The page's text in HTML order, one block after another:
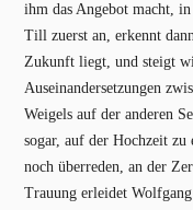
ihm das Angebot macht,
Till zuerst an, erkennt
Zukunft liegt, und steigt
Auseinandersetzungen
Weigels auf der anderen
sogar, auf der Hochzeit
noch überreden, an der
Trauung erleidet